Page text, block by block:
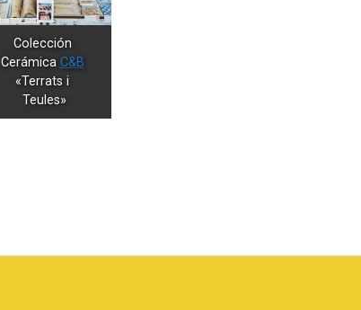
Colección
Cerámica C&B
«Terrats i
Teules»